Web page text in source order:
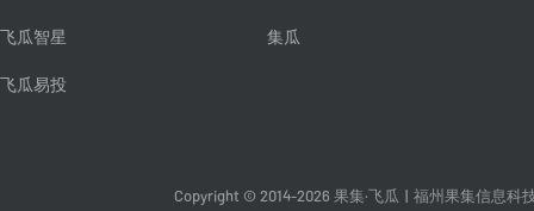
飞瓜智星
飞瓜易投
集瓜
Copyright © 2014-2026 果集·飞瓜 福州果集信息科